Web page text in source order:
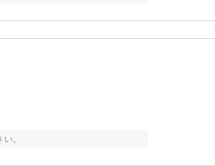
。